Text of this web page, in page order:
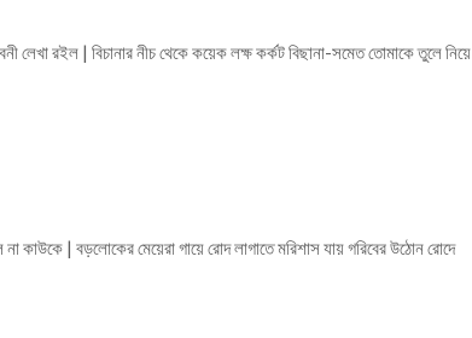
লেখা রইল | বিচানার নীচ থেকে কয়েক লক্ষ কর্কট বিছানা-সমেত তোমাকে তুলে নিয়ে
| বড়লোকের মেয়েরা গায়ে রোদ লাগাতে মরিশাস যায় গরিবের উঠোন রোদে